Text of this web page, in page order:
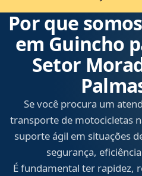
Por que
em Guincho
Setor
Se você procura um
transporte de motocicletas
suporte ágil em situações
segurança,
É fundamental ter rapidez,